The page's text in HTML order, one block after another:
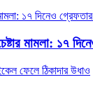
মামলা: ১৭